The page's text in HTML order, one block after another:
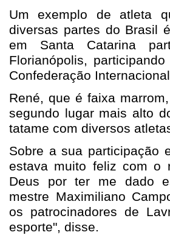
Um exemplo de atleta
diversas partes do Brasil
em Santa Catarina
Florianópolis,
Confederação
René, que é faixa
segundo lugar mais alto
tatame com diversos
Sobre a sua participação
estava muito feliz com o
Deus por ter me dado
mestre Maximiliano
os patrocinadores de
esporte", disse.